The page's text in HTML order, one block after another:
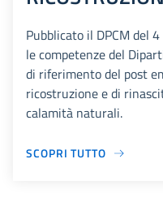
Pubblicato il DPCM del
le competenze del
di riferimento del post
ricostruzione e di
calamità naturali.
SCOPRI TUTTO